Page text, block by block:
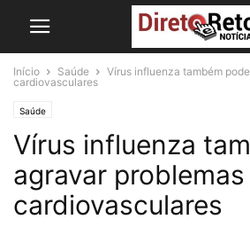
Início Saúde
Vírus influenza também
cardiovasculares
Saúde
Vírus influenza
agravar problemas
cardiovasculares